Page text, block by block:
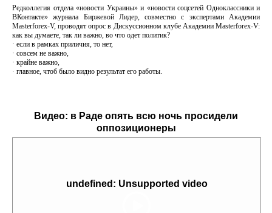
Редколлегия отдела «новости Украины» и «новости соцсетей Одноклассники и
ВКонтакте» журнала Биржевой Лидер, совместно с экспертами Академии
Masterforex-V, проводят опрос в Дискуссионном клубе Академии Masterforex-V:
как вы думаете, так ли важно, во что одет политик?
· если в рамках приличия, то нет,
· совсем не важно,
· крайне важно,
· главное, чтоб было видно результат его работы.
Видео: в Раде опять всю ночь просидели
оппозиционеры
undefined: Unsupported video